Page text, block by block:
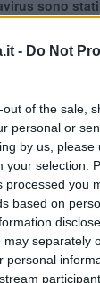
- Do Not
out of the sale,
personal or
by us, please
your selection.
processed you
based on
may separately
personal
sono
e settembre.
nessun
fine della
contrade, i
dei capitani.
fu annullato per
Seconda